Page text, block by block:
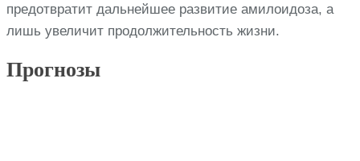
предотвратит дальнейшее развитие амилоидоза, а
лишь увеличит продолжительность жизни.
Прогнозы